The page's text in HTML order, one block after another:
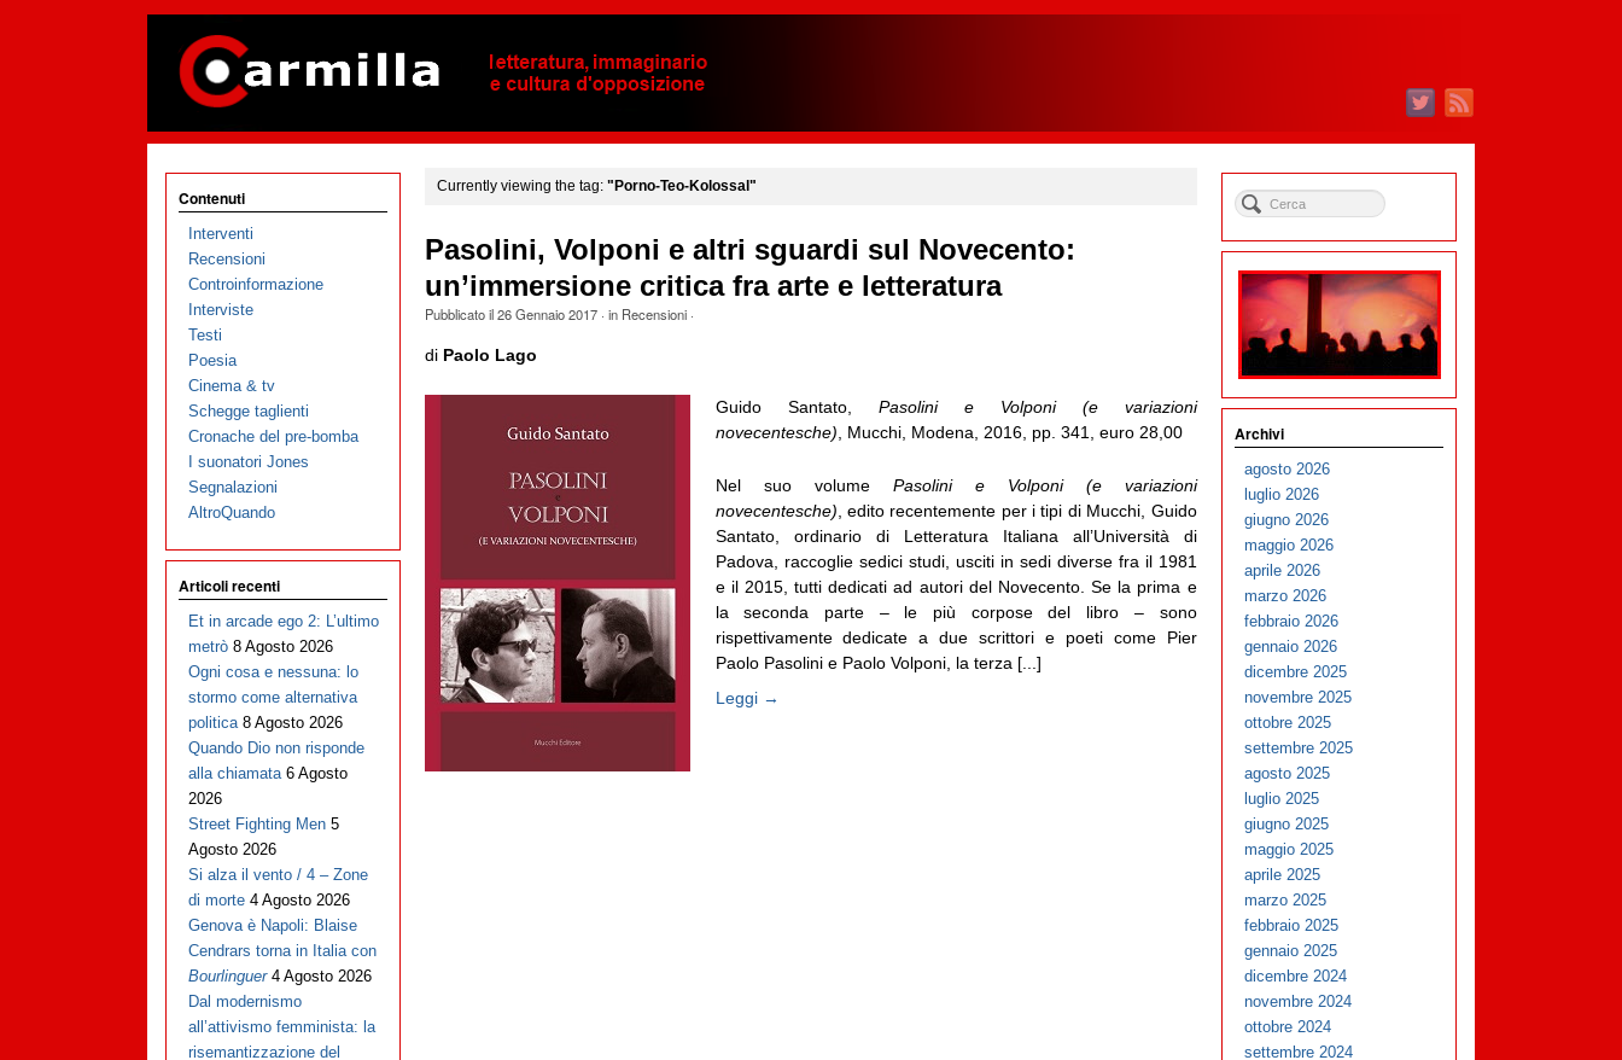
Currently viewing the tag: "Porno-Teo-Kolossal"
Pasolini, Volponi e altri sguardi sul Novecento:
un’immersione critica fra arte e letteratura
Pubblicato il26 Gennaio 2017· in Recensioni·
di Paolo Lago
Guido Santato, Pasolini e Volponi (e variazioni
novecentesche) , Mucchi, Modena, 2016, pp. 341, euro 28,00
Nel suo volume Pasolini e Volponi (e variazioni
novecentesche) , edito recentemente per i tipi di Mucchi, Guido
Santato, ordinario di Letteratura Italiana all’Università di
Padova, raccoglie sedici studi, usciti in sedi diverse fra il 1981
e il 2015, tutti dedicati ad autori del Novecento. Se la prima e
la seconda parte – le più corpose del libro – sono
rispettivamente dedicate a due scrittori e poeti come Pier
Paolo Pasolini e Paolo Volponi, la terza [...]
Leggi →
Contenuti
Interventi
Recensioni
Controinformazione
Interviste
Testi
Poesia
Cinema & tv
Schegge taglienti
Cronache del pre-bomba
I suonatori Jones
Segnalazioni
AltroQuando
Articoli recenti
Et in arcade ego 2: L’ultimo
metrò 8 Agosto 2026
Ogni cosa e nessuna: lo
stormo come alternativa
politica 8 Agosto 2026
Quando Dio non risponde
alla chiamata 6 Agosto
2026
Street Fighting Men 5
Agosto 2026
Si alza il vento / 4 – Zone
di morte 4 Agosto 2026
Genova è Napoli: Blaise
Cendrars torna in Italia con
Bourlinguer 4 Agosto 2026
Dal modernismo
all’attivismo femminista: la
risemantizzazione del
Archivi
agosto 2026
luglio 2026
giugno 2026
maggio 2026
aprile 2026
marzo 2026
febbraio 2026
gennaio 2026
dicembre 2025
novembre 2025
ottobre 2025
settembre 2025
agosto 2025
luglio 2025
giugno 2025
maggio 2025
aprile 2025
marzo 2025
febbraio 2025
gennaio 2025
dicembre 2024
novembre 2024
ottobre 2024
settembre 2024